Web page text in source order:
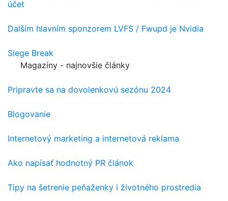
účet
Dalším hlavním sponzorem LVFS / Fwupd je Nvidia
Siege Break
Magazíny - najnovšie články
Pripravte sa na dovolenkovú sezónu 2024
Blogovanie
Internetový marketing a internetová reklama
Ako napísať hodnotný PR článok
Tipy na šetrenie peňaženky i životného prostredia